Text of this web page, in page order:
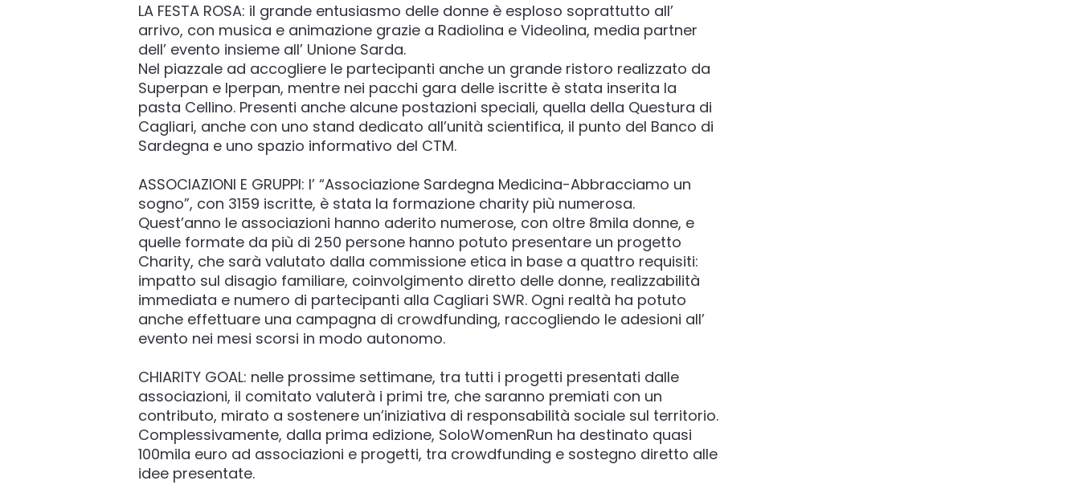
LA FESTA ROSA: il grande entusiasmo delle donne è esploso soprattutto all’
arrivo, con musica e animazione grazie a Radiolina e Videolina, media partner
dell’ evento insieme all’ Unione Sarda.
Nel piazzale ad accogliere le partecipanti anche un grande ristoro realizzato da
Superpan e Iperpan, mentre nei pacchi gara delle iscritte è stata inserita la
pasta Cellino. Presenti anche alcune postazioni speciali, quella della Questura di
Cagliari, anche con uno stand dedicato all’unità scientifica, il punto del Banco di
Sardegna e uno spazio informativo del CTM.
ASSOCIAZIONI E GRUPPI: l’ “Associazione Sardegna Medicina-Abbracciamo un
sogno”, con 3159 iscritte, è stata la formazione charity più numerosa.
Quest’anno le associazioni hanno aderito numerose, con oltre 8mila donne, e
quelle formate da più di 250 persone hanno potuto presentare un progetto
Charity, che sarà valutato dalla commissione etica in base a quattro requisiti:
impatto sul disagio familiare, coinvolgimento diretto delle donne, realizzabilità
immediata e numero di partecipanti alla Cagliari SWR. Ogni realtà ha potuto
anche effettuare una campagna di crowdfunding, raccogliendo le adesioni all’
evento nei mesi scorsi in modo autonomo.
CHIARITY GOAL: nelle prossime settimane, tra tutti i progetti presentati dalle
associazioni, il comitato valuterà i primi tre, che saranno premiati con un
contributo, mirato a sostenere un’iniziativa di responsabilità sociale sul territorio.
Complessivamente, dalla prima edizione, SoloWomenRun ha destinato quasi
100mila euro ad associazioni e progetti, tra crowdfunding e sostegno diretto alle
idee presentate.